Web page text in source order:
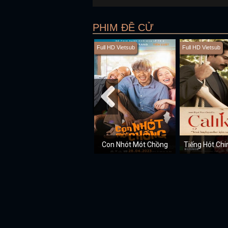
PHIM ĐỀ CỬ
Full HD Vietsub
Con Nhót Mót Chồng
Full HD Vietsub